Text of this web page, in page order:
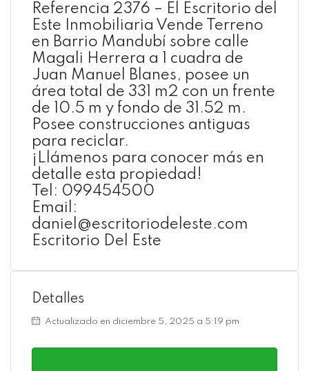
Referencia 2376 – El Escritorio del
Este Inmobiliaria Vende Terreno
en Barrio Mandubí sobre calle
Magali Herrera a 1 cuadra de
Juan Manuel Blanes, posee un
área total de 331 m2 con un frente
de 10.5 m y fondo de 31.52 m.
Posee construcciones antiguas
para reciclar.
¡Llámenos para conocer más en
detalle esta propiedad!
Tel: 099454500
Email:
daniel@escritoriodeleste.com
Escritorio Del Este
Detalles
Actualizado en diciembre 5, 2025 a 5:19 pm